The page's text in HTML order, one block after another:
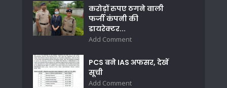
करोड़ों रुपए ठगने वाली
फर्जी कंपनी की
डायरेक्टर...
Add Comment
PCS बने IAS अफसर, देखें
सूची
Add Comment